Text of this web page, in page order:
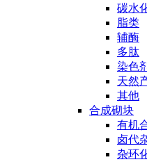
碳水
脂类
辅酶
多肽
染色剂
天然
其他
合成砌块
有机
卤代
杂环